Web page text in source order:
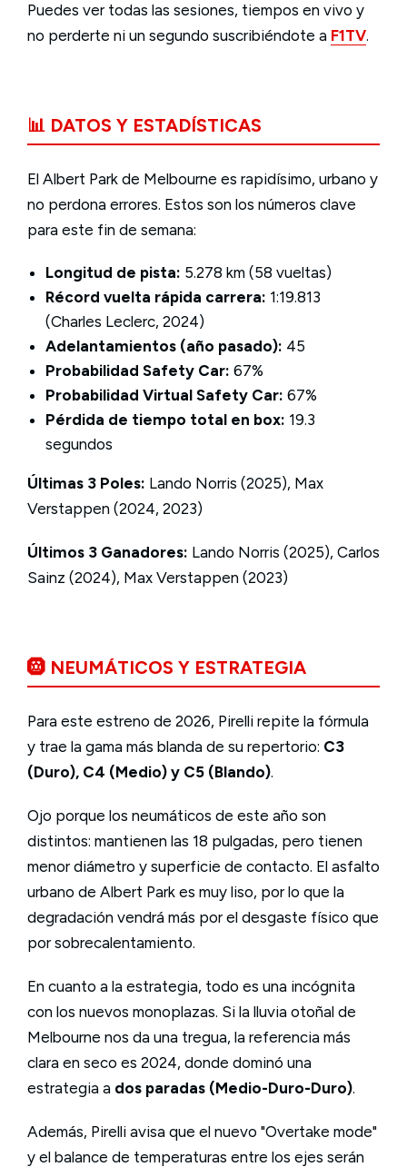
Puedes ver todas las sesiones, tiempos en vivo y
no perderte ni un segundo suscribiéndote a F1TV.
📊 DATOS Y ESTADÍSTICAS
El Albert Park de Melbourne es rapidísimo, urbano y
no perdona errores. Estos son los números clave
para este fin de semana:
Longitud de pista: 5.278 km (58 vueltas)
Récord vuelta rápida carrera: 1:19.813
(Charles Leclerc, 2024)
Adelantamientos (año pasado): 45
Probabilidad Safety Car: 67%
Probabilidad Virtual Safety Car: 67%
Pérdida de tiempo total en box: 19.3
segundos
Últimas 3 Poles: Lando Norris (2025), Max
Verstappen (2024, 2023)
Últimos 3 Ganadores: Lando Norris (2025), Carlos
Sainz (2024), Max Verstappen (2023)
🛞 NEUMÁTICOS Y ESTRATEGIA
Para este estreno de 2026, Pirelli repite la fórmula
y trae la gama más blanda de su repertorio: C3
(Duro), C4 (Medio) y C5 (Blando).
Ojo porque los neumáticos de este año son
distintos: mantienen las 18 pulgadas, pero tienen
menor diámetro y superficie de contacto. El asfalto
urbano de Albert Park es muy liso, por lo que la
degradación vendrá más por el desgaste físico que
por sobrecalentamiento.
En cuanto a la estrategia, todo es una incógnita
con los nuevos monoplazas. Si la lluvia otoñal de
Melbourne nos da una tregua, la referencia más
clara en seco es 2024, donde dominó una
estrategia a dos paradas (Medio-Duro-Duro).
Además, Pirelli avisa que el nuevo "Overtake mode"
y el balance de temperaturas entre los ejes serán